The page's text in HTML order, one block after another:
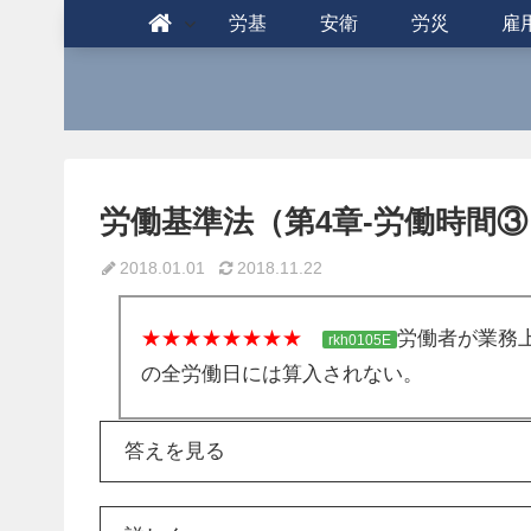
労基 安衛 労災 雇
労働基準法（第4章-労働時間
2018.01.01 2018.11.22
★★★★★★★★ rkh0105E 労働者が業務
の全労働日には算入されない。
答えを見る